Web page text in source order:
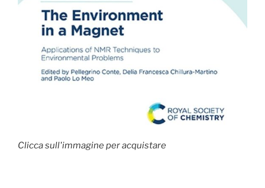
Clicca sull'immagine per acquistare